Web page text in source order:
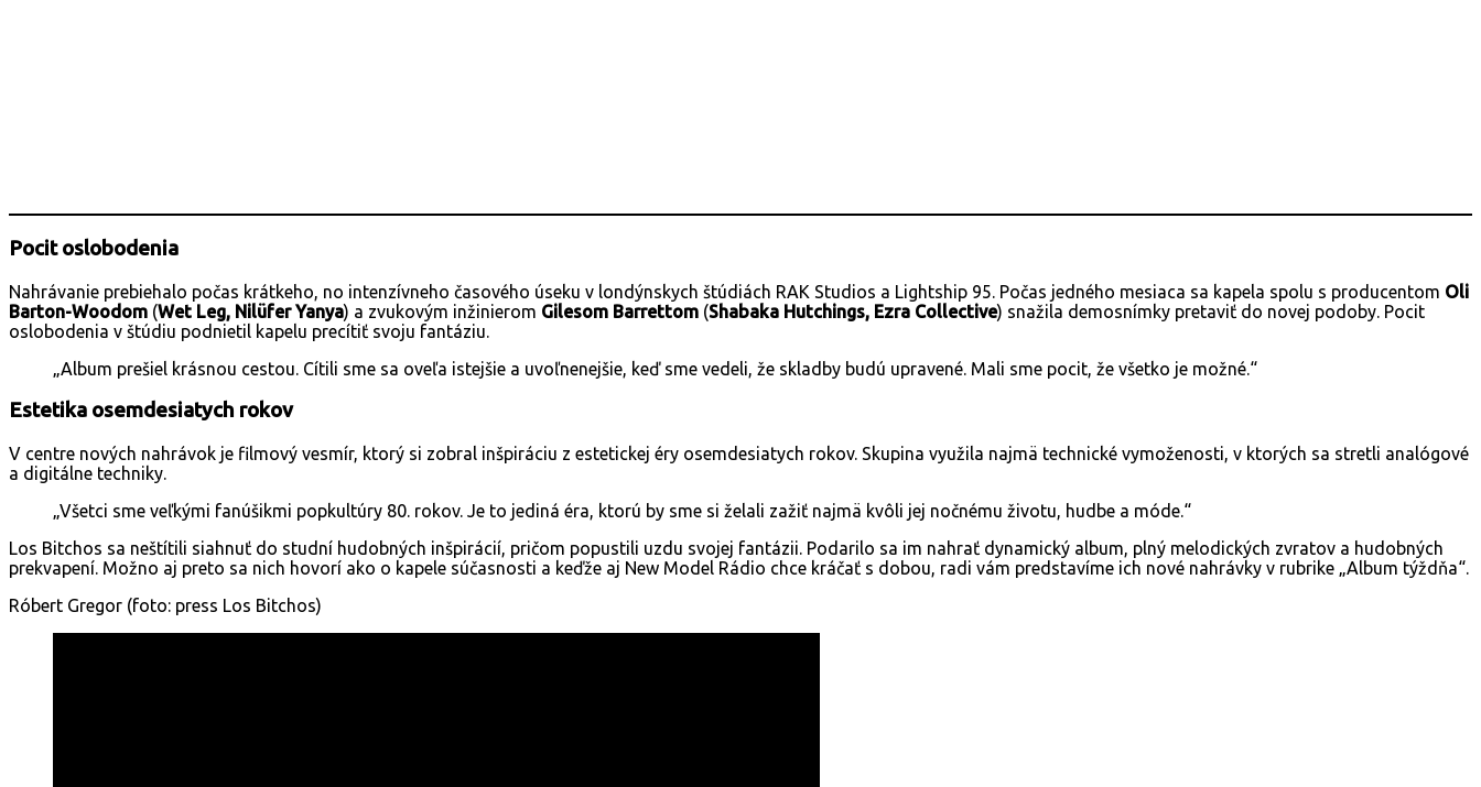
Pocit oslobodenia
Nahrávanie prebiehalo počas krátkeho, no intenzívneho časového úseku v londýnskych štúdiách RAK Studios a Lightship 95. Počas jedného mesiaca sa kapela spolu s producentom Oli
Barton-Woodom (Wet Leg, Nilüfer Yanya) a zvukovým inžinierom Gilesom Barrettom (Shabaka Hutchings, Ezra Collective) snažila demosnímky pretaviť do novej podoby. Pocit
oslobodenia v štúdiu podnietil kapelu precítiť svoju fantáziu.
„Album prešiel krásnou cestou. Cítili sme sa oveľa istejšie a uvoľnenejšie, keď sme vedeli, že skladby budú upravené. Mali sme pocit, že všetko je možné.“
Estetika osemdesiatych rokov
V centre nových nahrávok je filmový vesmír, ktorý si zobral inšpiráciu z estetickej éry osemdesiatych rokov. Skupina využila najmä technické vymoženosti, v ktorých sa stretli analógové
a digitálne techniky.
„Všetci sme veľkými fanúšikmi popkultúry 80. rokov. Je to jediná éra, ktorú by sme si želali zažiť najmä kvôli jej nočnému životu, hudbe a móde.“
Los Bitchos sa neštítili siahnuť do studní hudobných inšpirácií, pričom popustili uzdu svojej fantázii. Podarilo sa im nahrať dynamický album, plný melodických zvratov a hudobných
prekvapení. Možno aj preto sa nich hovorí ako o kapele súčasnosti a keďže aj New Model Rádio chce kráčať s dobou, radi vám predstavíme ich nové nahrávky v rubrike „Album týždňa“.
Róbert Gregor (foto: press Los Bitchos)